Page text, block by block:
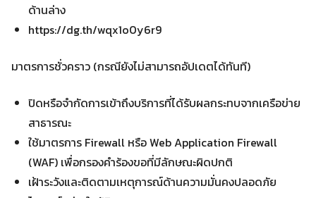
ด้านล่าง
https://dg.th/wqx1o0y6r9
มาตรการชั่วคราว (กรณียังไม่สามารถอัปเดตได้ทันที)
ปิดหรือจำกัดการเข้าถึงบริการที่ได้รับผลกระทบจากเครือข่าย
สาธารณะ
ใช้มาตรการ Firewall หรือ Web Application Firewall
(WAF) เพื่อกรองคำร้องขอที่มีลักษณะผิดปกติ
เฝ้าระวังและติดตามเหตุการณ์ด้านความมั่นคงปลอดภัย